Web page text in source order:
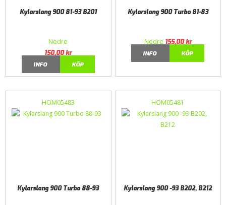
Kylarslang 900 81-93 B201
Nedre
150,00kr
INFO
KÖP
Kylarslang 900 Turbo 81-83
Nedre 155,00kr
INFO
KÖP
HOM05483
Kylarslang 900 Turbo 88-93
HOM05481
Kylarslang 900 -93 B202, B212